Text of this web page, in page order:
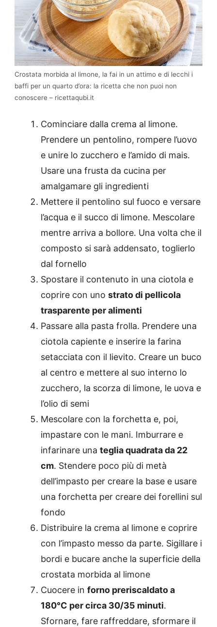
Crostata morbida al limone, la fai in un attimo e di lecchi i
baffi per un quarto d’ora: la ricetta che non puoi non
conoscere – ricettaqubi.it
Cominciare dalla crema al limone.
Prendere un pentolino, rompere l’uovo
e unire lo zucchero e l’amido di mais.
Usare una frusta da cucina per
amalgamare gli ingredienti
Mettere il pentolino sul fuoco e versare
l’acqua e il succo di limone. Mescolare
mentre arriva a bollore. Una volta che il
composto si sarà addensato, toglierlo
dal fornello
Spostare il contenuto in una ciotola e
coprire con uno strato di pellicola
trasparente per alimenti
Passare alla pasta frolla. Prendere una
ciotola capiente e inserire la farina
setacciata con il lievito. Creare un buco
al centro e mettere al suo interno lo
zucchero, la scorza di limone, le uova e
l’olio di semi
Mescolare con la forchetta e, poi,
impastare con le mani. Imburrare e
infarinare una teglia quadrata da 22
cm. Stendere poco più di metà
dell’impasto per creare la base e usare
una forchetta per creare dei forellini sul
fondo
Distribuire la crema al limone e coprire
con l’impasto messo da parte. Sigillare i
bordi e bucare anche la superficie della
crostata morbida al limone
Cuocere in forno preriscaldato a
180°C per circa 30/35 minuti.
Sfornare, fare raffreddare, sformare il